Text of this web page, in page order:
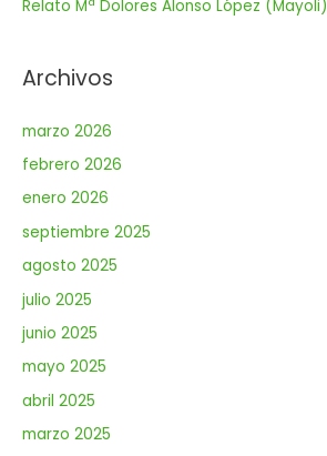
Relato Mª Dolores Alonso López (Mayoli)
Archivos
marzo 2026
febrero 2026
enero 2026
septiembre 2025
agosto 2025
julio 2025
junio 2025
mayo 2025
abril 2025
marzo 2025